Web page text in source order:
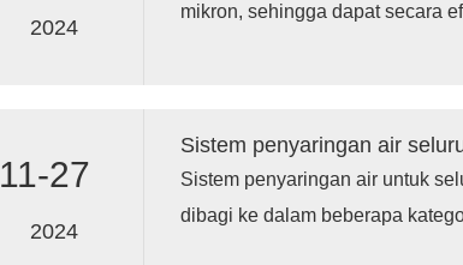
2024
mikron, sehingga dapat secara
11-27
2024
Sistem penyaringan air untuk
dibagi ke dalam beberapa